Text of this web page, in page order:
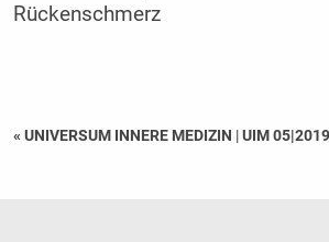
Rückenschmerz
« UNIVERSUM INNERE MEDIZIN |UIM 05|2019